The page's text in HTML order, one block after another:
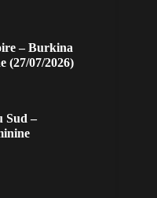
– Burkina
(27/07/2026)
Sud –